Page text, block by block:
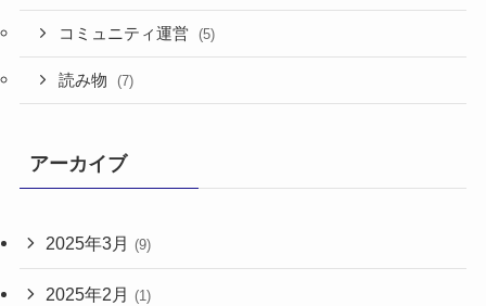
コミュニティ運営 (5)
読み物 (7)
アーカイブ
2025年3月 (9)
2025年2月 (1)